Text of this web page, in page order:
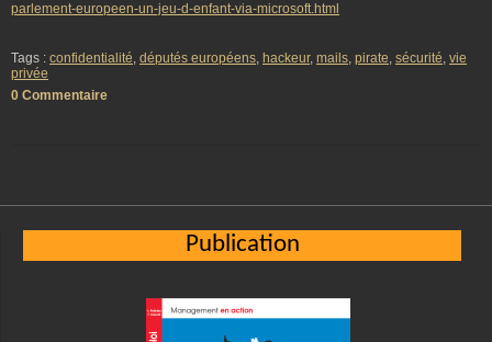
parlement-europeen-un-jeu-d-enfant-via-microsoft.html
Tags : confidentialité, députés européens, hackeur, mails, pirate, sécurité, vie
privée
0 Commentaire
Publication